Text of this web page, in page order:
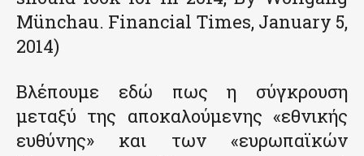
Münchau. Financial Times, January 5,
2014)
Βλέπουμε εδώ πως η σύγκρουση
μεταξύ της αποκαλούμενης «εθνικής
ευθύνης» και των «ευρωπαϊκών